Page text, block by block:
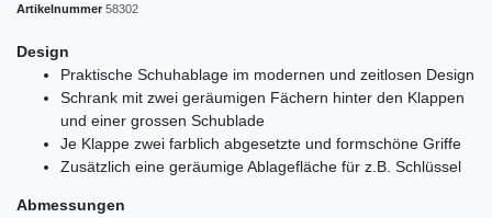
Artikelnummer 58302
Design
Praktische Schuhablage im modernen und zeitlosen Design
Schrank mit zwei geräumigen Fächern hinter den Klappen
und einer grossen Schublade
Je Klappe zwei farblich abgesetzte und formschöne Griffe
Zusätzlich eine geräumige Ablagefläche für z.B. Schlüssel
Abmessungen